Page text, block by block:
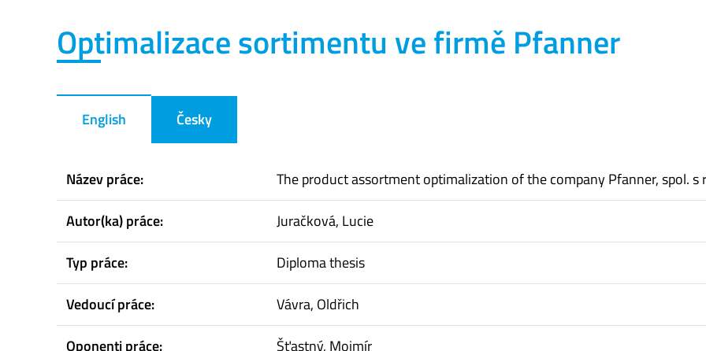
Optimalizace sortimentu ve firmě Pfanner
English Česky
Název práce:
The product assortment optimalization of the company Pfanner, spol. s
Autor(ka) práce:
Juračková, Lucie
Typ práce:
Diploma thesis
Vedoucí práce:
Vávra, Oldřich
Oponenti práce:
Šťastný, Mojmír